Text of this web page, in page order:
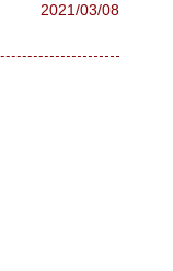
2021/03/08